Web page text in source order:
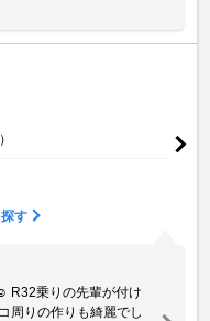
す
R32乗りの先輩が付け
周りの作りも綺麗でし